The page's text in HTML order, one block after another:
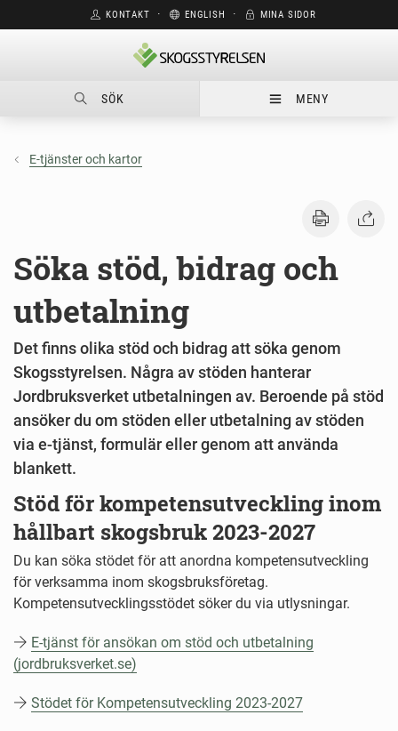
KONTAKT ⋅ ENGLISH ⋅ MINA SIDOR
SÖK MENY
E-tjänster och kartor
Söka stöd, bidrag och
utbetalning
Det finns olika stöd och bidrag att söka genom
Skogsstyrelsen. Några av stöden hanterar
Jordbruksverket utbetalningen av. Beroende på stöd
ansöker du om stöden eller utbetalning av stöden
via e-tjänst, formulär eller genom att använda
blankett.
Stöd för kompetensutveckling inom
hållbart skogsbruk 2023-2027
Du kan söka stödet för att anordna kompetensutveckling
för verksamma inom skogsbruksföretag.
Kompetensutvecklingsstödet söker du via utlysningar.
E-tjänst för ansökan om stöd och utbetalning
(jordbruksverket.se)
Stödet för Kompetensutveckling 2023-2027